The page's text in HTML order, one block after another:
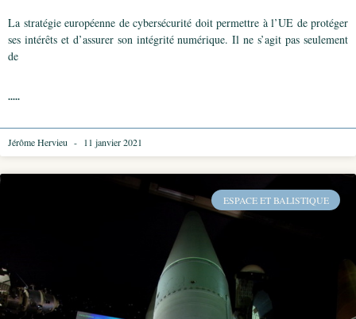
La stratégie européenne de cybersécurité doit permettre à l’UE de protéger
ses intérêts et d’assurer son intégrité numérique. Il ne s’agit pas seulement
de
.....
Jérôme Hervieu 11 janvier 2021
ESPACE ET BALISTIQUE